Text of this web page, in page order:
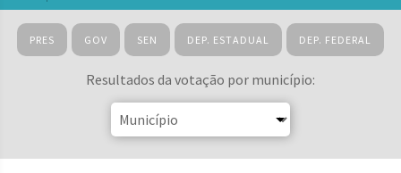
PRES GOV SEN DEP. ESTADUAL DEP. FEDERAL
Resultados da votação por município: